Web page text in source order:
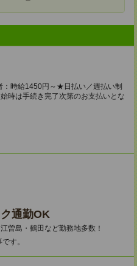
時給1450円～★日払い／週払い制
時は手続き完了次第のお支払いとな
通勤OK
曽島・鶴田など勤務地多数！
す。